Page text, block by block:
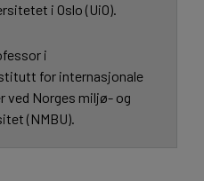
i Oslo (UiO).
i
for internasjonale
ved Norges miljø- og
(NMBU).